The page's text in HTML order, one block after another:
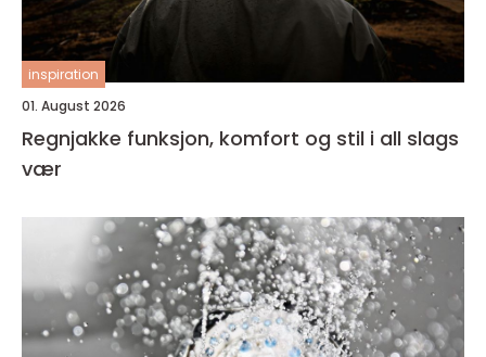
inspiration
01. August 2026
Regnjakke funksjon, komfort og stil i all slags
vær